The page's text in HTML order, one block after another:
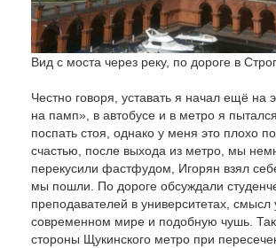
Вид с моста через реку, по дороге в
Честно говоря, уставать я начал ещё на
на памп», в автобусе и в метро я
поспать стоя, однако у меня это плохо
счастью, после выхода из метро, мы
перекусили фастфудом, Игорян взял
мы пошли. По дороге обсуждали
преподавателей в университетах, смысл
современном мире и подобную чушь.
стороны Щукинского метро при